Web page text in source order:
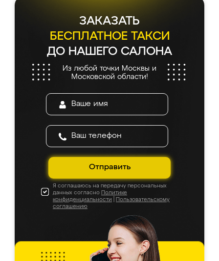
ЗАКАЗАТЬ
БЕСПЛАТНОЕ ТАКСИ
ДО НАШЕГО САЛОНА
Из любой точки Москвы и
Московской области!
Отправить
Я соглашаюсь на передачу персональных
данных согласно Политике
конфиденциальности
Пользовательскому
соглашению